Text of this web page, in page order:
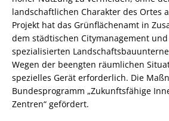
landschaftlichen Charakter des Ortes
Projekt hat das Grünflächenamt in
dem städtischen Citymanagement
spezialisierten
Wegen der beengten räumlichen
spezielles Gerät erforderlich. Die
Bundesprogramm „Zukunftsfähige
Zentren“ gefördert.